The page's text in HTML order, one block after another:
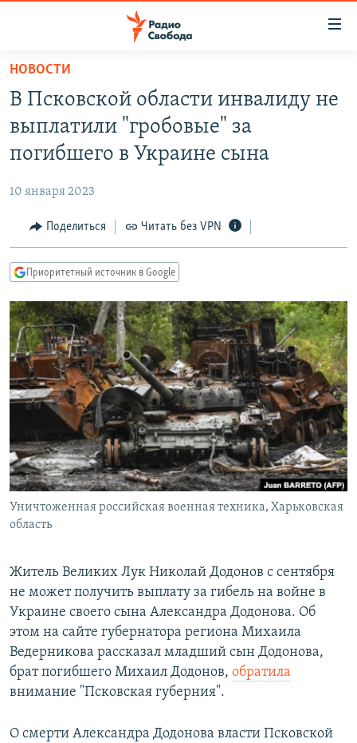
упрощенного
доступа
основному
Вернутся
Вернутся
поиску
АВТОРСКИЕ ПРОЕКТЫ
МНЕНИЯ
КУЛЬТУРА
КАВКАЗ.РЕАЛИИ
СЕВЕР.РЕАЛИИ
СИБИРЬ.РЕАЛИИ
РАСПИСАНИЕ ВЕЩАНИЯ
ПОДПИШИТЕСЬ НА РАССЫЛКУ
СОЦИАЛЬНЫЕ СЕТИ
НОВОСТИ
В Псковской области инвалиду не
выплатили "гробовые" за
погибшего в Украине сына
10 января 2023
Поделиться Читать без VPN
Приоритетный источник в Google
Уничтоженная российская военная техника, Харьковская
область
Житель Великих Лук Николай Додонов с сентября
не может получить выплату за гибель на войне в
Украине своего сына Александра Додонова. Об
этом на сайте губернатора региона Михаила
Ведерникова рассказал младший сын Додонова,
брат погибшего Михаил Додонов, обратила
внимание "Псковская губерния".
О смерти Александра Додонова власти Псковской